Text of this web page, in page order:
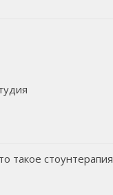
такое стоунтерапия